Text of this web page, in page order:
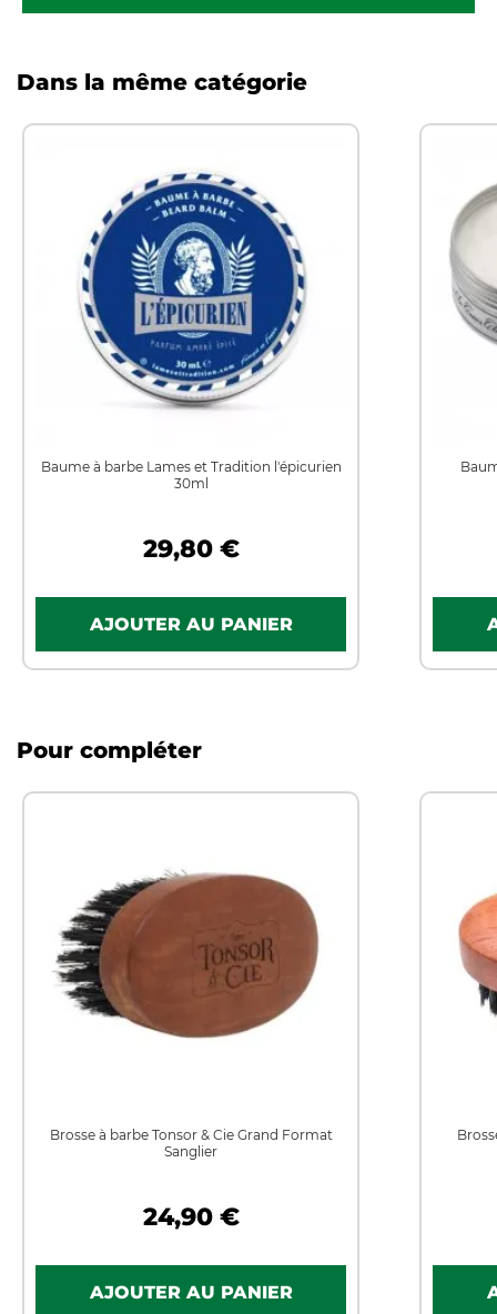
Dans la même catégorie
Baume à barbe Lames et Tradition l'épicurien
30ml
29,80 €
Pour compléter
Brosse à barbe Tonsor & Cie Grand Format
Sanglier
24,90 €